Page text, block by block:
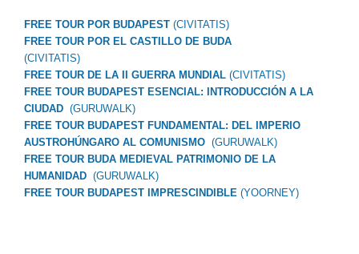
FREE TOUR POR BUDAPEST (CIVITATIS)
FREE TOUR POR EL CASTILLO DE BUDA
(CIVITATIS)
FREE TOUR DE LA II GUERRA MUNDIAL (CIVITATIS)
FREE TOUR BUDAPEST ESENCIAL: INTRODUCCIÓN A LA
CIUDAD (GURUWALK)
FREE TOUR BUDAPEST FUNDAMENTAL: DEL IMPERIO
AUSTROHÚNGARO AL COMUNISMO (GURUWALK)
FREE TOUR BUDA MEDIEVAL PATRIMONIO DE LA
HUMANIDAD (GURUWALK)
FREE TOUR BUDAPEST IMPRESCINDIBLE (YOORNEY)